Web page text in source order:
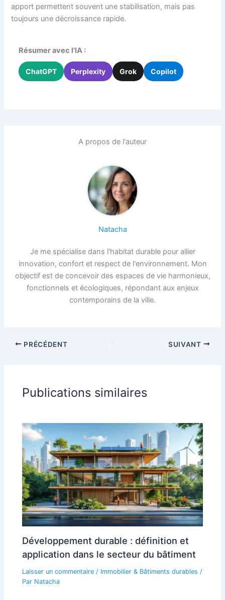
apport permettent souvent une stabilisation, mais pas
toujours une décroissance rapide.
Résumer avec l'IA :
ChatGPT Perplexity Grok Copilot
A propos de l'auteur
Natacha
Je me spécialise dans l'habitat durable pour allier
innovation, confort et respect de l'environnement. Mon
objectif est de concevoir des espaces de vie harmonieux,
fonctionnels et écologiques, répondant aux enjeux
contemporains de la ville.
PRÉCÉDENT SUIVANT
Publications similaires
Développement durable : définition et
application dans le secteur du bâtiment
Laisser un commentaire / Immobilier & Bâtiments durables /
Par Natacha